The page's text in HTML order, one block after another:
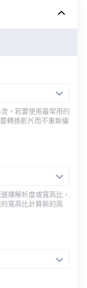
硬碟
。若要使用最常用的
轉換影片而不重新編
擇解析度或寬高比，
寬高比計算新的高